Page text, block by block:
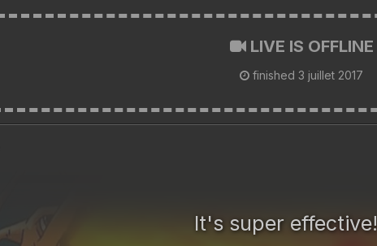
LIVE IS OFFLINE
finished 3 juillet 2017
It's super effective!